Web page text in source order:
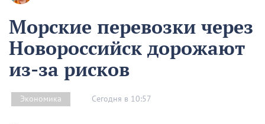
Морские перевозки через
Новороссийск дорожают
из-за рисков
Экономика Сегодня в 10:57